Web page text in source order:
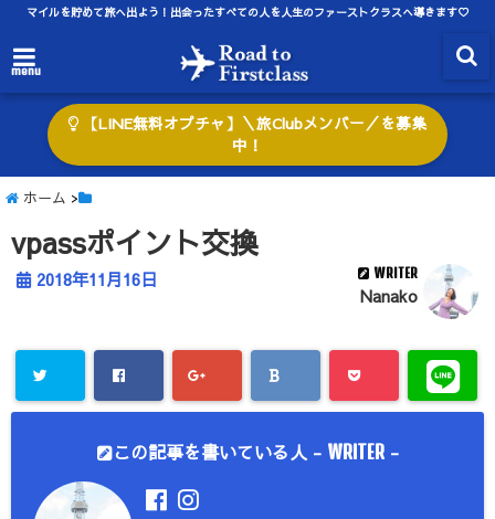
マイルを貯めて旅へ出よう！出会ったすべての人を人生のファーストクラスへ導きます♡
menu
【LINE無料オプチャ】＼旅Clubメンバー／を募集
中！
ホーム >
vpassポイント交換
2018年11月16日 WRITER
Nanako
この記事を書いている人 - WRITER-